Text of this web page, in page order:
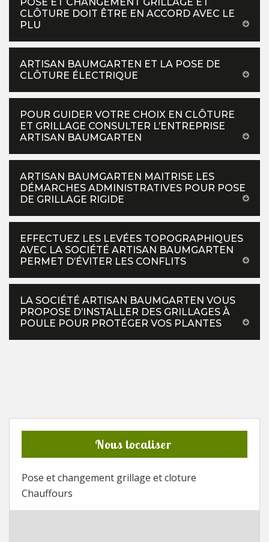
CLÔTURE DOIT ÊTRE EN ACCORD AVEC LE
PLU
ARTISAN BAUMGARTEN ET LA POSE DE
CLÔTURE ÉLECTRIQUE
POUR GUIDER VOTRE CHOIX EN CLÔTURE
ET GRILLAGE CONSULTER L’ENTREPRISE
ARTISAN BAUMGARTEN
ARTISAN BAUMGARTEN MAITRISE LES
DÉMARCHES ADMINISTRATIVES POUR POSE
DE GRILLAGE RIGIDE
EFFECTUEZ LES LEVÉES TOPOGRAPHIQUES
AVEC LA SOCIÉTÉ ARTISAN BAUMGARTEN
PERMET D’ÉVITER LES CONFLITS
LA SOCIÉTÉ ARTISAN BAUMGARTEN VOUS
PROPOSE D’INSTALLER DES GRILLAGES À
POULE POUR PROTÉGER VOS PLANTES
Nous localiser
Pose et changement grillage et cloture
Chauffours